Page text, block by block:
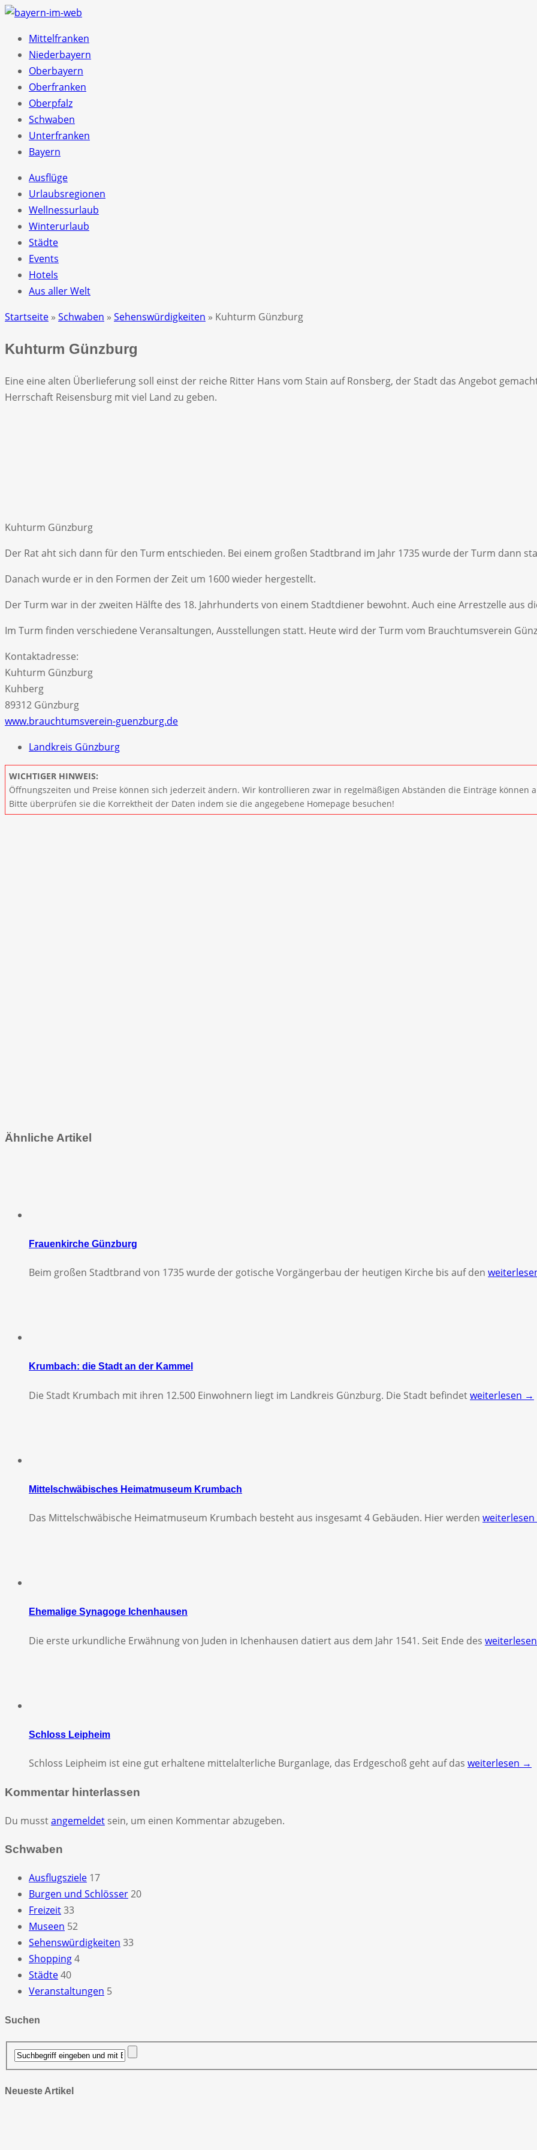
Mittelfranken
Niederbayern
Oberbayern
Oberfranken
Oberpfalz
Schwaben
Unterfranken
Bayern
Ausflüge
Urlaubsregionen
Wellnessurlaub
Winterurlaub
Städte
Events
Hotels
Aus aller Welt
Startseite » Schwaben » Sehenswürdigkeiten » Kuhturm Günzburg
Kuhturm Günzburg
Eine eine alten Überlieferung soll einst der reiche Ritter Hans vom Stain auf Ronsberg, der Stadt das Angebot
Herrschaft Reisensburg mit viel Land zu geben.
Kuhturm Günzburg
Der Rat aht sich dann für den Turm entschieden. Bei einem großen Stadtbrand im Jahr 1735 wurde der Turm dann
Danach wurde er in den Formen der Zeit um 1600 wieder hergestellt.
Der Turm war in der zweiten Hälfte des 18. Jahrhunderts von einem Stadtdiener bewohnt. Auch eine Arrestzelle aus
Im Turm finden verschiedene Veransaltungen, Ausstellungen statt. Heute wird der Turm vom Brauchtumsverein
Kontaktadresse:
Kuhturm Günzburg
Kuhberg
89312 Günzburg
www.brauchtumsverein-guenzburg.de
Landkreis Günzburg
WICHTIGER HINWEIS:
Öffnungszeiten und Preise können sich jederzeit ändern. Wir kontrollieren zwar in regelmäßigen Abständen die Einträge können
Bitte überprüfen sie die Korrektheit der Daten indem sie die angegebene Homepage besuchen!
Ähnliche Artikel
Frauenkirche Günzburg
Beim großen Stadtbrand von 1735 wurde der gotische Vorgängerbau der heutigen Kirche bis auf den
Krumbach: die Stadt an der Kammel
Die Stadt Krumbach mit ihren 12.500 Einwohnern liegt im Landkreis Günzburg. Die Stadt befindetweiterlesen →
Mittelschwäbisches Heimatmuseum Krumbach
Das Mittelschwäbische Heimatmuseum Krumbach besteht aus insgesamt 4 Gebäuden. Hier werden
Ehemalige Synagoge Ichenhausen
Die erste urkundliche Erwähnung von Juden in Ichenhausen datiert aus dem Jahr 1541. Seit Ende des
Schloss Leipheim
Schloss Leipheim ist eine gut erhaltene mittelalterliche Burganlage, das Erdgeschoß geht auf das weiterlesen →
Kommentar hinterlassen
Du musstangemeldet sein, um einen Kommentar abzugeben.
Schwaben
Ausflugsziele 17
Burgen und Schlösser20
Freizeit33
Museen 52
Sehenswürdigkeiten 33
Shopping4
Städte40
Veranstaltungen 5
Suchen
Neueste Artikel